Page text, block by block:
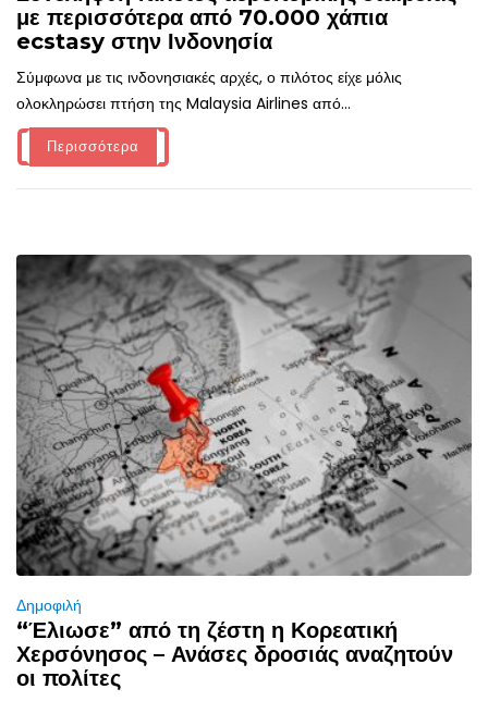
με περισσότερα από 70.000 χάπια
ecstasy στην Ινδονησία
Σύμφωνα με τις ινδονησιακές αρχές, ο πιλότος είχε μόλις
ολοκληρώσει πτήση της Malaysia Airlines από...
Περισσότερα
Δημοφιλή
“Έλιωσε” από τη ζέστη η Κορεατική
Χερσόνησος – Ανάσες δροσιάς αναζητούν
οι πολίτες